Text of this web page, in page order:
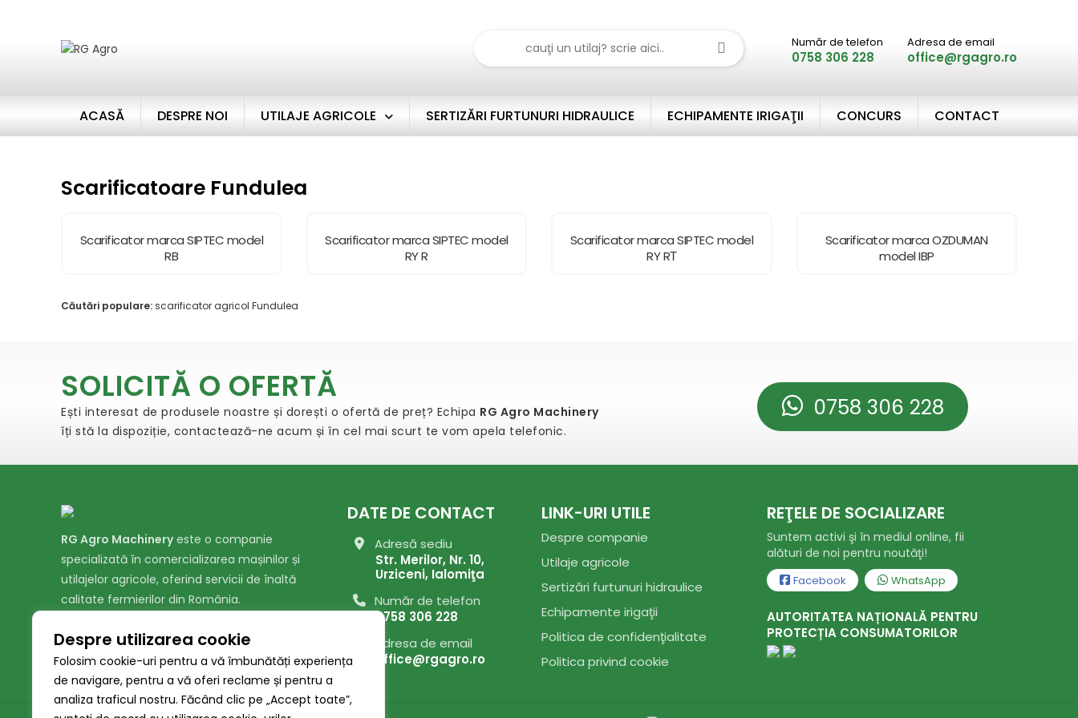
Despre utilizarea cookie
Folosim cookie-uri pentru a vă îmbunătăți experiența
de navigare, pentru a vă oferi reclame și pentru a
analiza traficul nostru. Făcând clic pe „Accept toate”,
Număr de telefon
0758 306 228
Adresa de email
office@rgagro.ro
ACASĂ DESPRE NOI UTILAJE AGRICOLE SERTIZĂRI FURTUNURI HIDRAULICE ECHIPAMENTE IRIGAŢII CONCURS CONTACT
Scarificatoare Fundulea
Scarificator marca SIPTEC model
RB
Scarificator marca SIPTEC model
RY R
Scarificator marca SIPTEC model
RY RТ
Scarificator marca OZDUMAN
model IBP
Căutări populare:scarificator agricol Fundulea
SOLICITĂ O OFERTĂ
Ești interesat de produsele noastre și dorești o ofertă de preț? Echipa RG Agro Machinery
îți stă la dispoziție, contactează-ne acum și în cel mai scurt te vom apela telefonic.
0758 306 228
RG Agro Machineryeste o companie
specializată în comercializarea mașinilor și
utilajelor agricole, oferind servicii de înaltă
calitate fermierilor din România.
DATE DE CONTACT
Adresă sediu
Str. Merilor, Nr. 10,
Urziceni, Ialomiţa
Număr de telefon
0758 306 228
Adresa de email
office@rgagro.ro
LINK-URI UTILE
Despre companie
Utilaje agricole
Sertizări furtunuri hidraulice
Echipamente irigaţii
Politica de confidenţialitate
Politica privind cookie
REŢELE DE SOCIALIZARE
Suntem activi şi în mediul online, fii
alături de noi pentru noutăţi!
Facebook WhatsApp
AUTORITATEA NAȚIONALĂ PENTRU
PROTECȚIA CONSUMATORILOR